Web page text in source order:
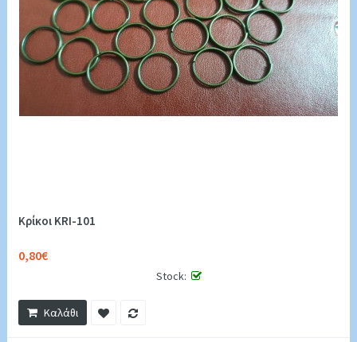
Κρίκοι KRI-101
0,80€
Stock:
Καλάθι